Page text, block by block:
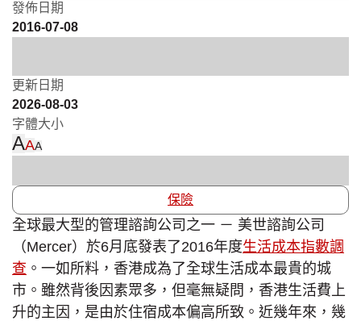
發佈日期
2016-07-08
更新日期
2026-08-03
字體大小
AAA
保險
全球最大型的管理諮詢公司之一 － 美世諮詢公司
（Mercer）於6月底發表了2016年度生活成本指數調
查 。一如所料，香港成為了全球生活成本最貴的城
市。雖然背後因素眾多，但毫無疑問，香港生活費上
升的主因，是由於住宿成本偏高所致。近幾年來，幾